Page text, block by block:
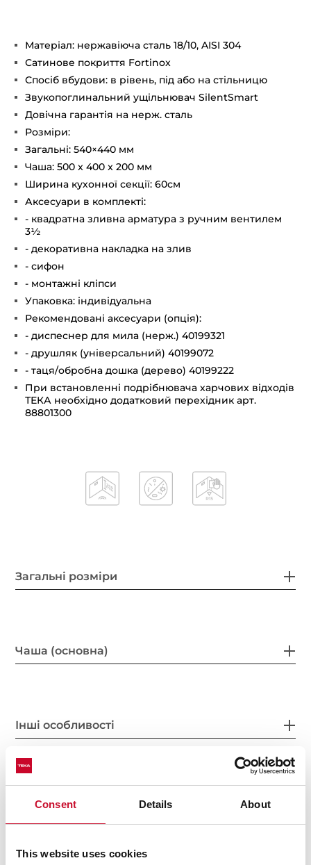
Consent Details About
This website uses cookies
Матеріал: нержавіюча сталь 18/10, AISI 304
Сатинове покриття Fortinox
Спосіб вбудови: в рівень, під або на стільницю
Звукопоглинальний ущільнювач SilentSmart
Довічна гарантія на нерж. сталь
Розміри:
Загальні: 540×440 мм
Чаша: 500 x 400 x 200 мм
Ширина кухонної секції: 60см
Аксесуари в комплекті:
- квадратна зливна арматура з ручним вентилем
3½
- декоративна накладка на злив
- сифон
- монтажні кліпси
Упаковка: індивідуальна
Рекомендовані аксесуари (опція):
- диспеснер для мила (нерж.) 40199321
- друшляк (універсальний) 40199072
- таця/обробна дошка (дерево) 40199222
При встановленні подрібнювача харчових відходів
ТЕКА необхідно додатковий перехідник арт.
88801300
Загальні розміри
Чаша (основна)
Інші особливості
Інше